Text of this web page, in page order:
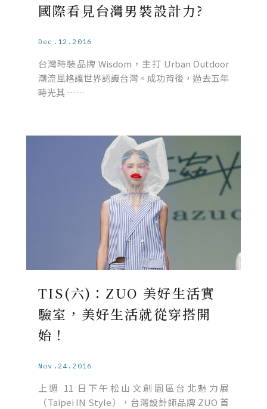
國際看見台灣男裝設計力?
Dec.12.2016
台灣時裝品牌 Wisdom，主打 Urban Outdoor
潮流風格讓世界認識台灣。成功背後，過去五年
時光其 ……
TIS(六)：ZUO 美好生活實
驗室，美好生活就從穿搭開
始！
Nov.24.2016
上週 11 日下午松山文創園區台北魅力展
（Taipei IN Style），台灣設計師品牌 ZUO 首